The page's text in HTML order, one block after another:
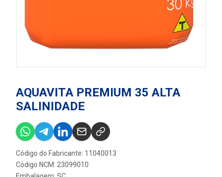
AQUAVITA PREMIUM 35 ALTA
SALINIDADE
Código do Fabricante: 11040013
Código NCM: 23099010